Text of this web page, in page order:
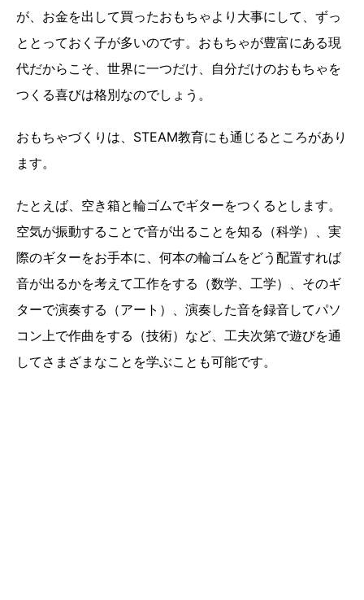
が、お金を出して買ったおもちゃより大事にして、ずっ
ととっておく子が多いのです。おもちゃが豊富にある現
代だからこそ、世界に一つだけ、自分だけのおもちゃを
つくる喜びは格別なのでしょう。
おもちゃづくりは、STEAM教育にも通じるところがあり
ます。
たとえば、空き箱と輪ゴムでギターをつくるとします。
空気が振動することで音が出ることを知る（科学）、実
際のギターをお手本に、何本の輪ゴムをどう配置すれば
音が出るかを考えて工作をする（数学、工学）、そのギ
ターで演奏する（アート）、演奏した音を録音してパソ
コン上で作曲をする（技術）など、工夫次第で遊びを通
してさまざまなことを学ぶことも可能です。